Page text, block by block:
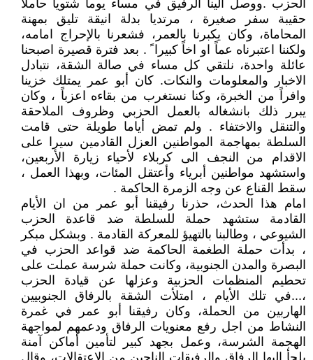
الحزب .ووصل الينا الرفيق في مساء يوماً شتوياً حاملا
حقيبة سفر صغيرة ، مرتديا بدلة انيقة تليق بمهنة
المحاماة، وكان يكبرنا بالعمر، فشعرنا بالإحراج امامه،
ولكننا اعتبرناه عماً او اخاً كبيرا ً . بعد فترة قصيرة اصبحنا
عائلة واحدة، نلتقي كل مساء في صالة الشقة، نتبادل
الاخبار والمعلومات والنكات. كان أبو عمر يمتلك خزينا
وافراً من الخبرة، وكنا نستغرب من بقاءه اعزباً ، وكان
يبرر ذلك بانشغاله بالعمل الحزبي وظروف الملاحقة
والتنقل والاختفاء . ولم تمض أياما طويلة حتى قامت
السلطة بمهاجمة المواطنين العزل القادمين سيرا على
الاقدام من النجف الى كربلاء لأحياء زيارة الأربعين،
واستشهد مواطنين أبرياء وأعتقل المئات، وبهذا العمل ،
سقط القناع عن وجه الزمرة الحاكمة .
امام هذا الحدث، حذرنا رفيقنا أبو عمر من ان الأيام
القادمة ستشهد حملة للسلطة ضد قاعدة الحزب
الشيوعي ، وطالبنا بالتهيؤ للمعركة القادمة . وبشكل مبكر
، بدأت حملة الطغمة الحاكمة ضد قواعد الحزب في
البصرة والمدن الجنوبية، وكانت حملة شرسة عملت على
تحطيم المنظمات الحزبية وعزلها عن قيادة الحزب
،...في تلك الأيام ، امتلأت الشقة بالرفاق الجنوبيين
الهاربين من الحملة، وكان رفيقنا أبو عمر في غمرة
النشاط من اجل رفع معنويات الرفاق ودعمهم لمواجهة
الهجمة الشرسة، وعمل بجهد كبير لتأمين أماكن آمنة